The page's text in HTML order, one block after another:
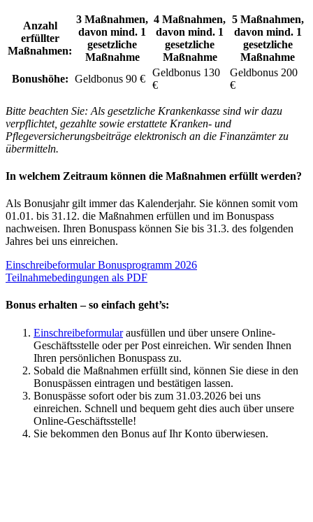
Anzahl
erfüllter
Maßnahmen:
3 Maßnahmen,
davon mind. 1
gesetzliche
Maßnahme
4 Maßnahmen,
davon mind. 1
gesetzliche
Maßnahme
5 Maßnahmen,
davon mind. 1
gesetzliche
Maßnahme
Bonushöhe: Geldbonus 90 €
Geldbonus 130
€
Geldbonus 200
€
Bitte beachten Sie: Als gesetzliche Krankenkasse sind wir dazu
verpflichtet, gezahlte sowie erstattete Kranken- und
Pflegeversicherungsbeiträge elektronisch an die Finanzämter zu
übermitteln.
In welchem Zeitraum können die Maßnahmen erfüllt werden?
Als Bonusjahr gilt immer das Kalenderjahr. Sie können somit vom
01.01. bis 31.12. die Maßnahmen erfüllen und im Bonuspass
nachweisen. Ihren Bonuspass können Sie bis 31.3. des folgenden
Jahres bei uns einreichen.
Einschreibeformular Bonusprogramm 2026
Teilnahmebedingungen als PDF
Bonus erhalten – so einfach geht’s:
Einschreibeformularausfüllen und über unsere Online-
Geschäftsstelle oder per Post einreichen. Wir senden Ihnen
Ihren persönlichen Bonuspass zu.
Sobald die Maßnahmen erfüllt sind, können Sie diese in den
Bonuspässen eintragen und bestätigen lassen.
Bonuspässe sofort oder bis zum 31.03.2026 bei uns
einreichen. Schnell und bequem geht dies auch über unsere
Online-Geschäftsstelle!
Sie bekommen den Bonus auf Ihr Konto überwiesen.